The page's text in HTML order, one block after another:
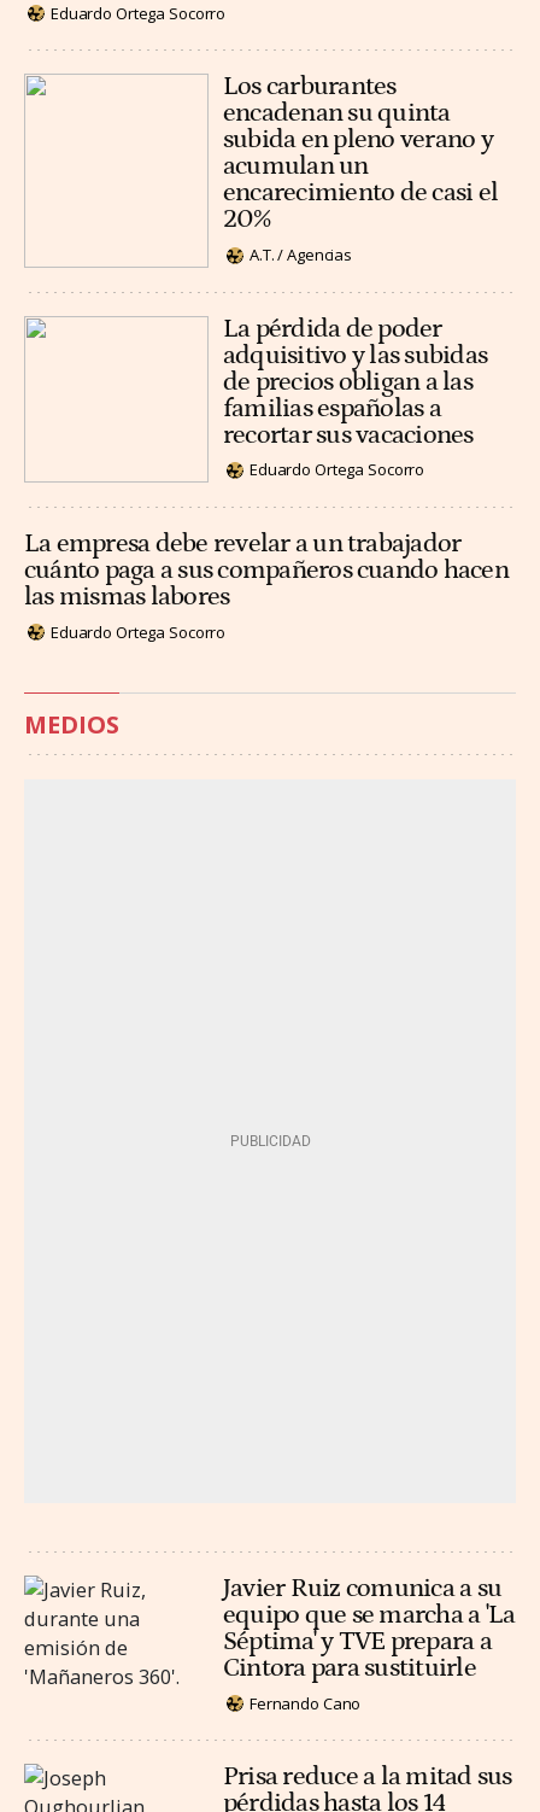
Eduardo Ortega Socorro
Los carburantes
encadenan su quinta
subida en pleno verano y
acumulan un
encarecimiento de casi el
20%
A.T. / Agencias
La pérdida de poder
adquisitivo y las subidas
de precios obligan a las
familias españolas a
recortar sus vacaciones
Eduardo Ortega Socorro
La empresa debe revelar a un trabajador
cuánto paga a sus compañeros cuando hacen
las mismas labores
Eduardo Ortega Socorro
MEDIOS
Javier Ruiz comunica a su
equipo que se marcha a 'La
Séptima' y TVE prepara a
Cintora para sustituirle
Fernando Cano
Prisa reduce a la mitad sus
pérdidas hasta los 14